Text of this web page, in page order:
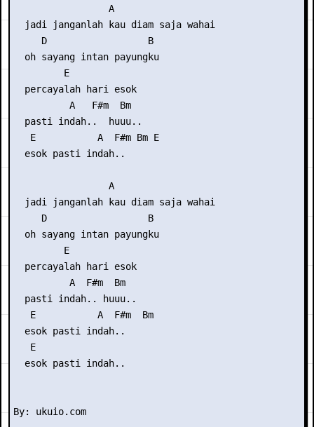
                 A
  jadi janganlah kau diam saja wahai
     D                  B
  oh sayang intan payungku
         E
  percayalah hari esok
          A   F#m  Bm
  pasti indah..  huuu..
   E           A  F#m Bm E
  esok pasti indah..
                 A
  jadi janganlah kau diam saja wahai
     D                  B
  oh sayang intan payungku
         E
  percayalah hari esok
          A  F#m  Bm
  pasti indah.. huuu..
   E           A  F#m  Bm
  esok pasti indah..
   E
  esok pasti indah..